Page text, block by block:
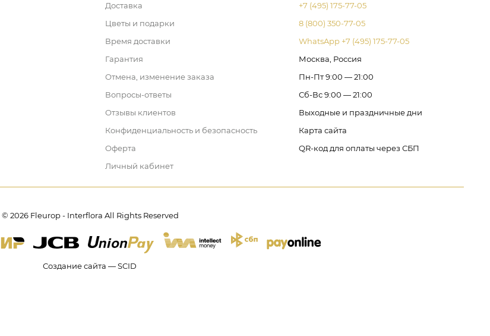
Доставка
Цветы и подарки
Время доставки
Гарантия
Отмена, изменение заказа
Вопросы-ответы
Отзывы клиентов
Конфиденциальность и безопасность
Оферта
Личный кабинет
+7 (495) 175-77-05
8 (800) 350-77-05
WhatsApp +7 (495) 175-77-05
Москва, Россия
Пн-Пт 9:00 — 21:00
Сб-Вс 9:00 — 21:00
Выходные и праздничные дни
Карта сайта
QR-код для оплаты через СБП
© 2026 Fleurop - Interflora All Rights Reserved
Создание сайта — SCID